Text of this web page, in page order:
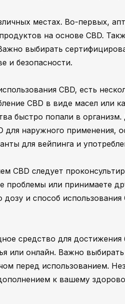
местах. Во-первых,
на основе CBD.
выбирать
и безопасности.
CBD, есть
CBD в виде масел или
быстро попали в
для наружного применения,
для вейпинга и
CBD следует
проблемы или принимаете
и способ
средство для достижения
или онлайн. Важно
перед использованием.
к вашему